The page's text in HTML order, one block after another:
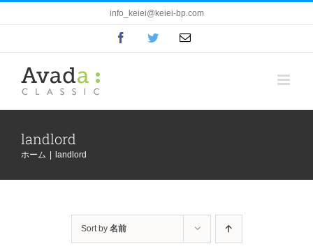
to
info_keiei@keiei-bp.com
FacebookTwitter電
landlord
ホーム | landlord
Sort by 名前